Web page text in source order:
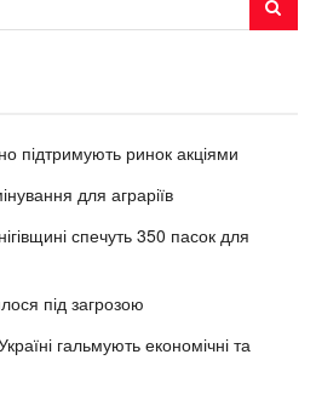
підтримують ринок акціями
для аграріїв
спечуть 350 пасок для
під загрозою
гальмують економічні та